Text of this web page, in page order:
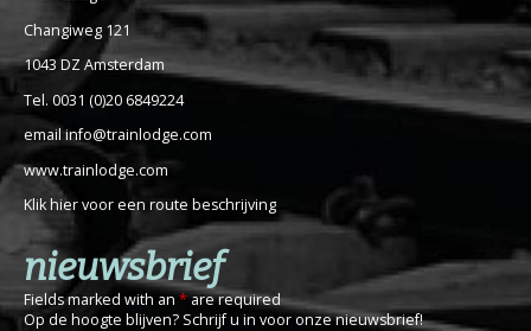
Changiweg 121
1043 DZ Amsterdam
Tel. 0031 (0)20 6849224
email info@trainlodge.com
www.trainlodge.com
Klik hier voor een route beschrijving
nieuwsbrief
Fields marked with an *are required
Op de hoogte blijven? Schrijf u in voor onze nieuwsbrief!